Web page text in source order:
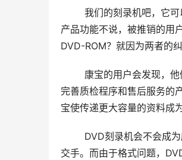
我们的刻录机吧，它可以
产品功能不说，被推销的用
DVD-ROM？就因为两者的
康宝的用户会发现，他们
完善质检程序和售后服务的
宝使传递更大容量的资料成
DVD刻录机会不会成为康
交手。而由于格式问题，